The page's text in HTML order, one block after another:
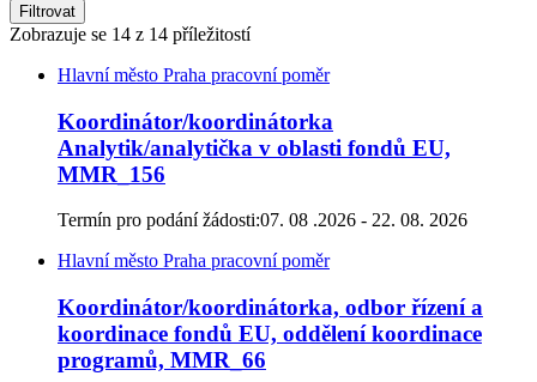
Filtrovat
Zobrazuje se 14 z 14 příležitostí
Hlavní město Praha pracovní poměr
Koordinátor/koordinátorka
Analytik/analytička v oblasti fondů EU,
MMR_156
Termín pro podání žádosti:07. 08 .2026 - 22. 08. 2026
Hlavní město Praha pracovní poměr
Koordinátor/koordinátorka, odbor řízení a
koordinace fondů EU, oddělení koordinace
programů, MMR_66